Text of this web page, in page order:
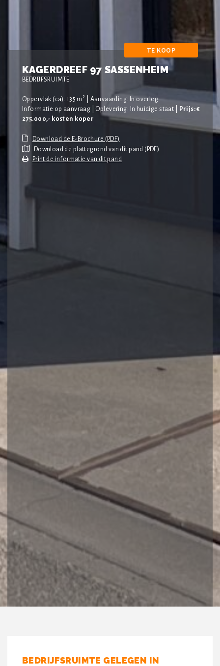
TE KOOP
KAGERDREEF 97 SASSENHEIM
BEDRIJFSRUIMTE
Oppervlak (ca): 135 m 2
| Aanvaarding: In overleg
Informatie op aanvraag | Oplevering: In huidige staat |
Prijs: €
275.000,- kosten koper
Download de plattegrond van dit pand (PDF)
Print de informatie van dit pand
BEDRIJFSRUIMTE GELEGEN IN